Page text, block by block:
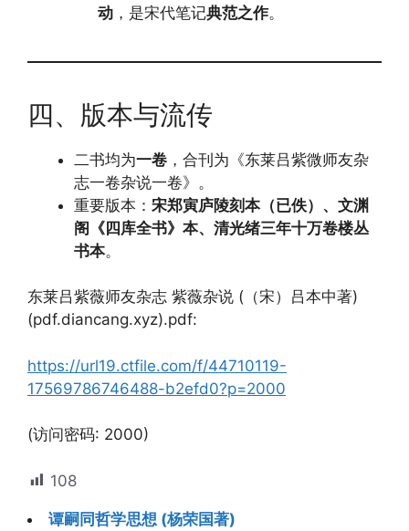
动，是宋代笔记典范之作。
四、版本与流传
二书均为一卷 ，合刊为《东莱吕紫微师友杂
志一卷杂说一卷》。
重要版本： 宋郑寅庐陵刻本（已佚）、文渊
阁《四库全书》本、清光绪三年十万卷楼丛
书本。
东莱吕紫薇师友杂志 紫薇杂说 (（宋）吕本中著)
(pdf.diancang.xyz).pdf:
https://url19.ctfile.com/f/44710119-
17569786746488-b2efd0?p=2000
(访问密码: 2000)
108
谭嗣同哲学思想 (杨荣国著)